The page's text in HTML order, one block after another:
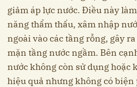
giảm áp lực nước. Điều này
năng thẩm thấu, xâm nhập
ngoài vào các tầng rỗng, gây
mặn tầng nước ngầm. Bên
nước không còn sử dụng hoặc
hiệu quả nhưng không có biện